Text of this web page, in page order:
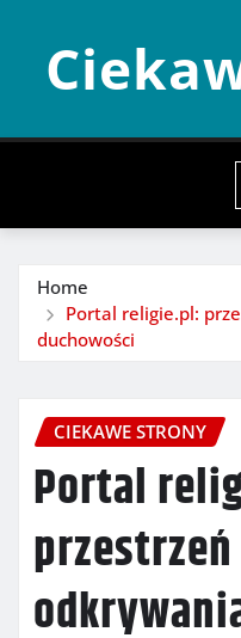
content
Home
Portal religie.pl:
duchowości
CIEKAWE STRONY
Portal